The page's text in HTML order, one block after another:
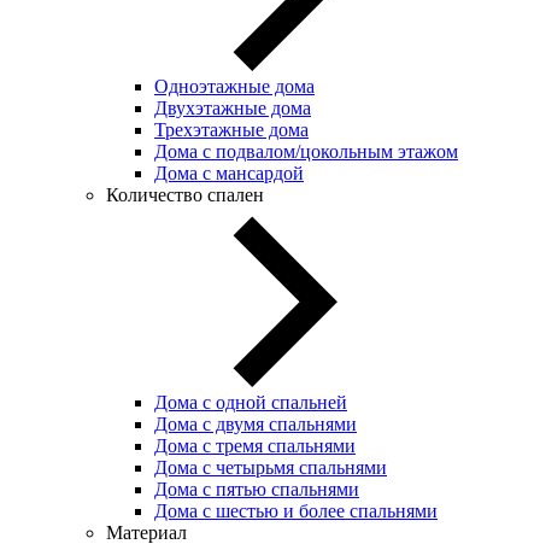
Одноэтажные дома
Двухэтажные дома
Трехэтажные дома
Дома с подвалом/цокольным этажом
Дома с мансардой
Количество спален
Дома с одной спальней
Дома с двумя спальнями
Дома с тремя спальнями
Дома с четырьмя спальнями
Дома с пятью спальнями
Дома с шестью и более спальнями
Материал